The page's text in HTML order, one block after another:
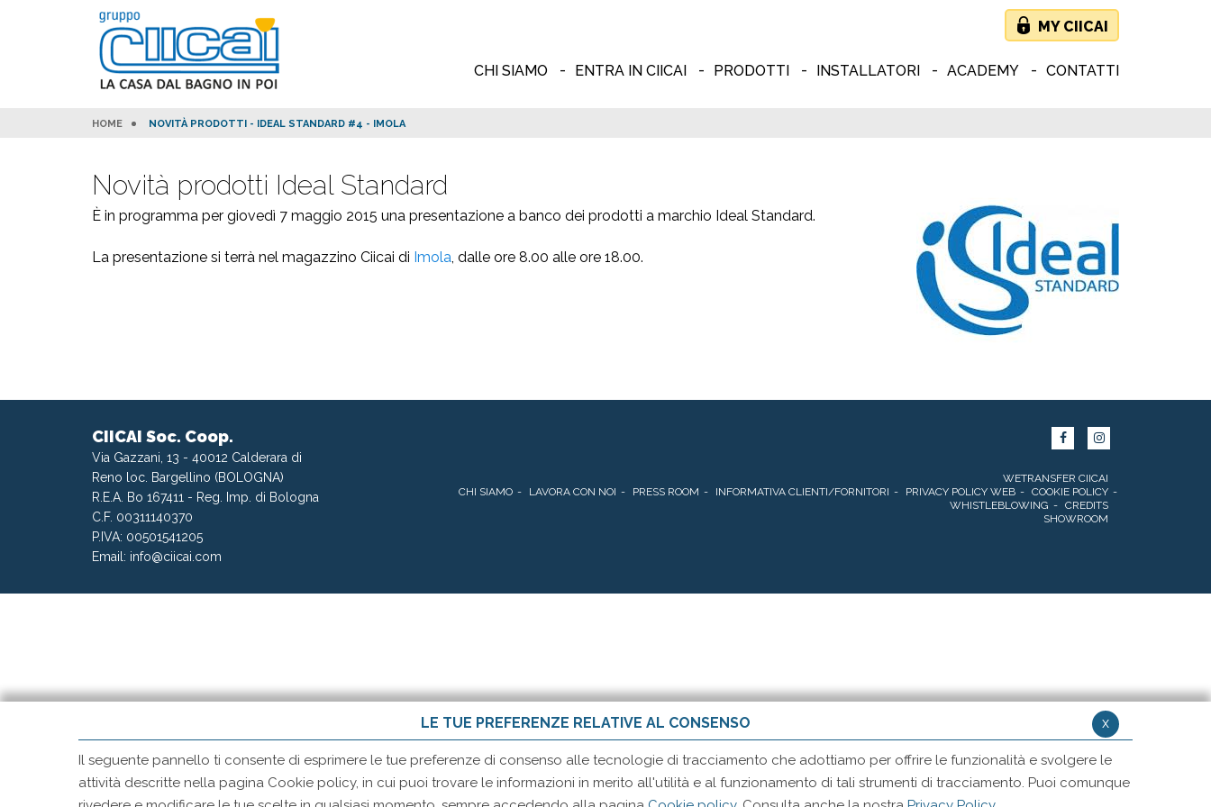
MY CIICAI
CHI SIAMO ENTRA IN CIICAI PRODOTTI INSTALLATORI ACADEMY CONTATTI
HOME NOVITÀ PRODOTTI - IDEAL STANDARD #4 - IMOLA
Novità prodotti Ideal Standard
È in programma per giovedì 7 maggio 2015 una presentazione a banco dei prodotti a marchio Ideal Standard.
La presentazione si terrà nel magazzino Ciicai di Imola, dalle ore 8.00 alle ore 18.00.
CIICAI Soc. Coop.
Via Gazzani, 13 - 40012 Calderara di
Reno loc. Bargellino (BOLOGNA)
R.E.A. Bo 167411 - Reg. Imp. di Bologna
C.F. 00311140370
P.IVA: 00501541205
Email: info@ciicai.com
WETRANSFER CIICAI
CHI SIAMO
LAVORA CON NOI PRESS ROOM INFORMATIVA CLIENTI/FORNITORI PRIVACY POLICY WEB
COOKIE POLICY
WHISTLEBLOWING
CREDITS
SHOWROOM
x
LE TUE PREFERENZE RELATIVE AL CONSENSO
Il seguente pannello ti consente di esprimere le tue preferenze di consenso alle tecnologie di tracciamento che adottiamo per offrire le funzionalità e svolgere le
attività descritte nella pagina Cookie policy, in cui puoi trovare le informazioni in merito all'utilità e al funzionamento di tali strumenti di tracciamento. Puoi comunque